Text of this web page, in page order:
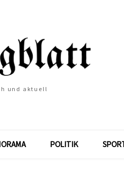
und aktuell
POLITIK